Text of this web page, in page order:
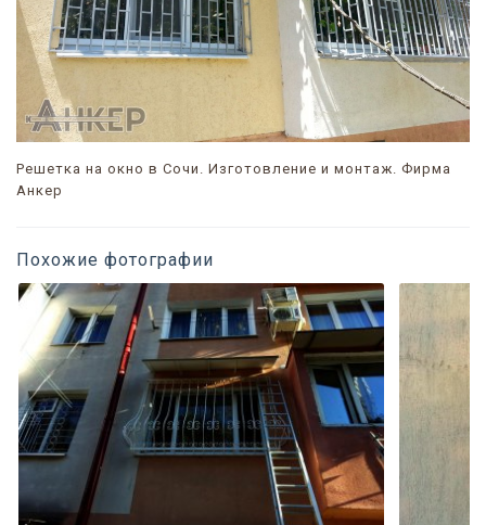
Решетка на окно в Сочи. Изготовление и монтаж. Фирма
Анкер
Похожие фотографии